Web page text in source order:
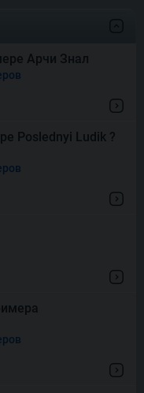
Арчи Знал
Poslednyi Ludik ?